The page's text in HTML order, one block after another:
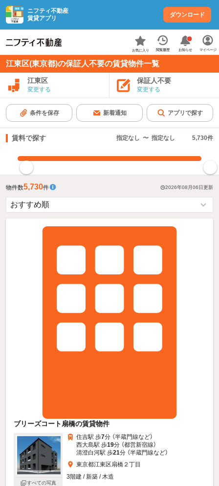
ニフティ不動産
賃貸アプリ
ダウンロード
お気に入り 閲覧履歴 お知らせ マイページ
江東区(東京都)の保証人不要の賃貸物件一覧
江東区
変更する
保証人不要
変更する
条件を保存 新着通知 アプリで探す
賃料で探す 指定なし 〜 指定なし 5,730件
物件数5,730件 2026年08月06日更新
ブリーズコート扇橋の賃貸物件
すべての写真
住吉駅 歩7分 （半蔵門線など）
西大島駅 歩19分 （都営新宿線）
清澄白河駅 歩21分 （半蔵門線など）
東京都江東区扇橋２丁目
3階建 / 新築 / 木造